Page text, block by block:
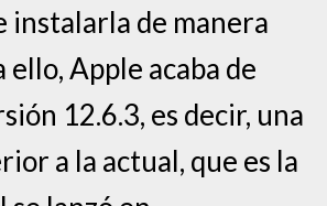
instalarla de manera
ello, Apple acaba de
12.6.3, es decir, una
a la actual, que es la